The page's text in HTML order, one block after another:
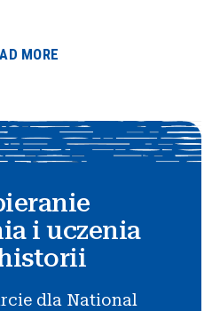
MORE
i uczenia
dla National